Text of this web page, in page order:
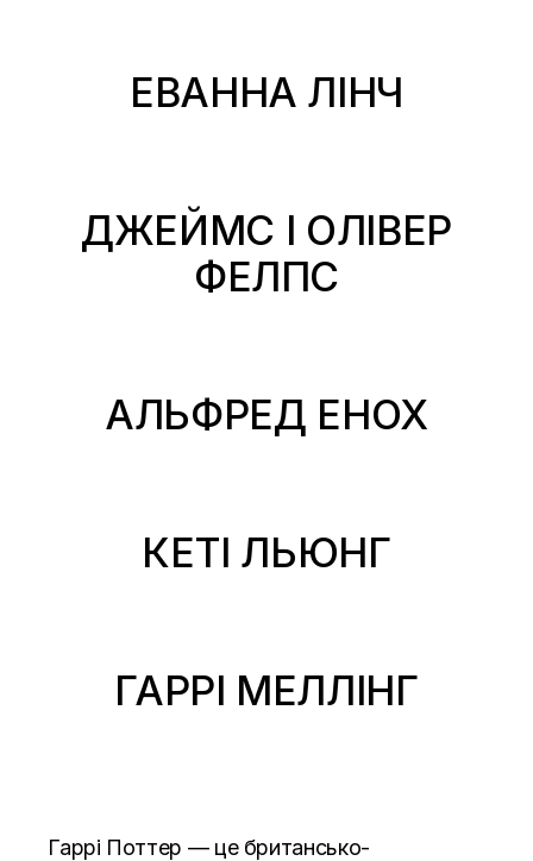
ЕВАННА ЛІНЧ
ДЖЕЙМС І ОЛІВЕР
ФЕЛПС
АЛЬФРЕД ЕНОХ
КЕТІ ЛЬЮНГ
ГАРРІ МЕЛЛІНГ
Гаррі Поттер — це британсько-